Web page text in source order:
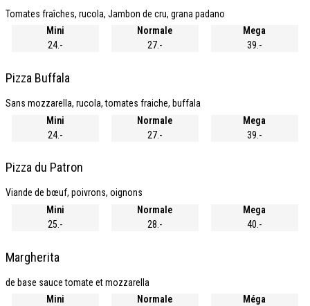
Tomates fraîches, rucola, Jambon de cru, grana padano
Mini
24.-
Normale
27.-
Mega
39.-
Pizza Buffala
Sans mozzarella, rucola, tomates fraiche, buffala
Mini
24.-
Normale
27.-
Mega
39.-
Pizza du Patron
Viande de bœuf, poivrons, oignons
Mini
25.-
Normale
28.-
Mega
40.-
Margherita
de base sauce tomate et mozzarella
Mini
Normale
Méga